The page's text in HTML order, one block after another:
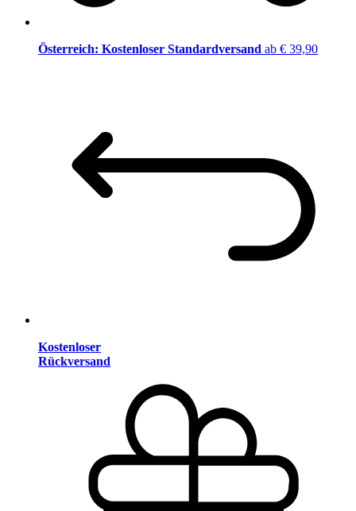
Österreich: Kostenloser Standardversand ab € 39,90
Kostenloser
Rückversand